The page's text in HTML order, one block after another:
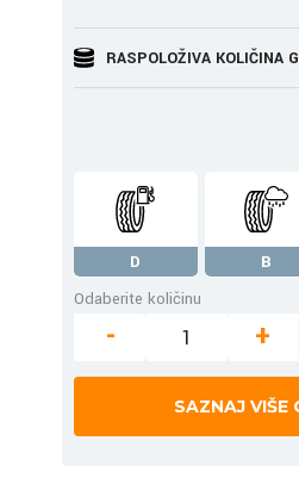
RASPOLOŽIVA KOLIČINA
D B
Odaberite količinu
- +
SAZNAJ VIŠE